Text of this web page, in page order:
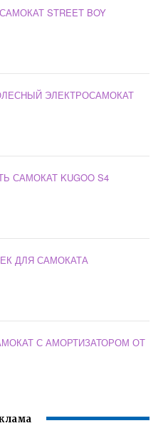
STREET BOY
ЭЛЕКТРОСАМОКАТ
САМОКАТ KUGOO S4
ДЛЯ САМОКАТА
С АМОРТИЗАТОРОМ ОТ